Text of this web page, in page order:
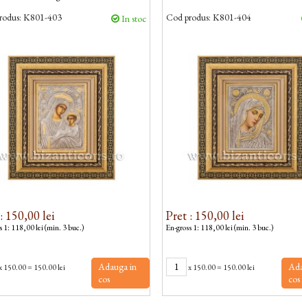
K801-403 In stoc
150,00 lei
1: 118,00 lei (min. 3 buc.)
150.00= 150.00 lei
Adauga in
cos
Cod produs: K801-404
Pret : 150,00 lei
En-gross 1: 118,00 lei (min. 3 buc.)
x150.00= 150.00 lei
cos